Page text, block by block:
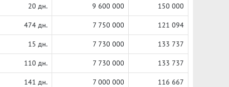
20 дн. 9 600 000 150 000
474 дн. 7 750 000 121 094
15 дн. 7 730 000 133 737
110 дн. 7 730 000 133 737
141 дн. 7 000 000 116 667